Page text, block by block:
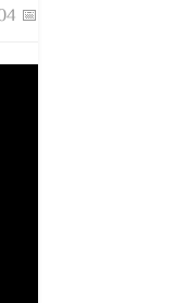
📅 04 February, 2021